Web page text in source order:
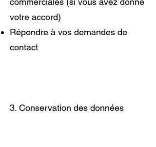
votre accord)
Répondre à vos demandes de
contact
3. Conservation des données